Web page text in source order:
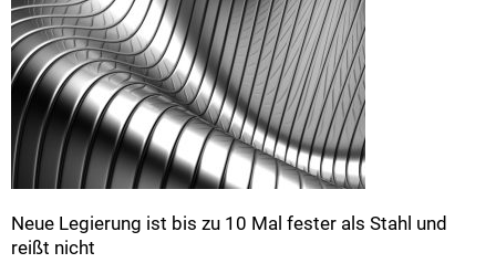
Neue Legierung ist bis zu 10 Mal fester als Stahl und
reißt nicht